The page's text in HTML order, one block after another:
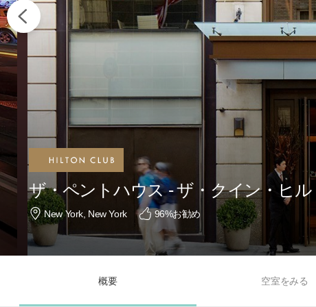
ザ・ペントハウス - ザ・クイン・ヒ
New York, New York 96%お勧め
概要 空室をみる